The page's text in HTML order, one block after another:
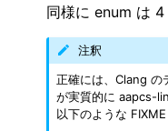
navigation of SOLID-OS
navigation of SOLID ツー
navigation of ライブラリ
同様に enum は 4
注釈
正確には、Clang の
が実質的に aapcs-
以下のような